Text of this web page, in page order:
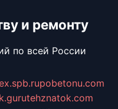
и ремонту
по всей России
pobetonu.com
tehznatok.com